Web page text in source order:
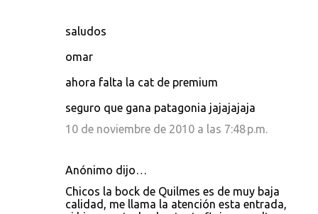
saludos
omar
ahora falta la cat de premium
seguro que gana patagonia jajajajaja
10 de noviembre de 2010 a las 7:48 p.m.
Anónimo dijo…
Chicos la bock de Quilmes es de muy baja
calidad, me llama la atención esta entrada,